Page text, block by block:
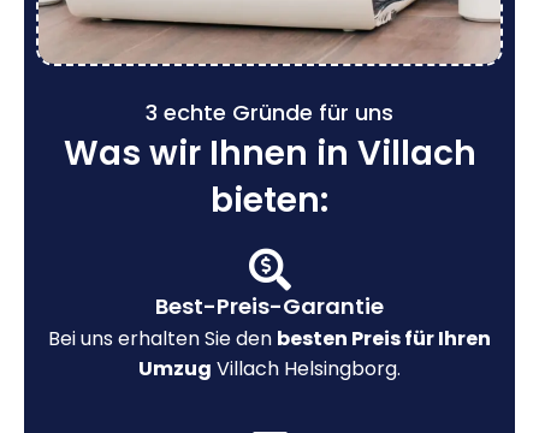
3 echte Gründe für uns
Was wir Ihnen in Villach
bieten:
Best-Preis-Garantie
Bei uns erhalten Sie den besten Preis für Ihren
Umzug Villach Helsingborg.